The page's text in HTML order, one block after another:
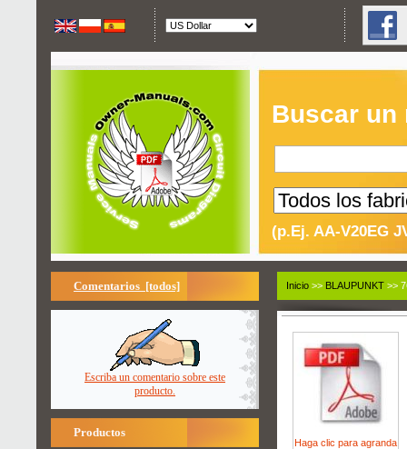
Buscar un
(p.Ej. AA-V20EG
Comentarios [todos]
Escriba un comentario sobre este
producto.
Productos
Inicio >> BLAUPUNKT >>
Haga clic para agranda